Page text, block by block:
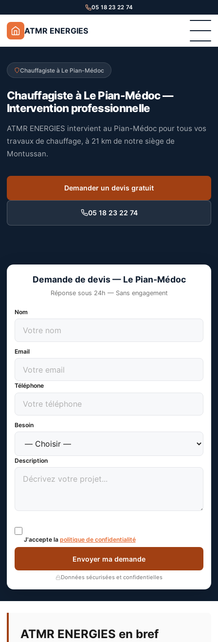
05 18 23 22 74
ATMR ENERGIES
Chauffagiste à Le Pian-Médoc
Chauffagiste à Le Pian-Médoc —
Intervention professionnelle
ATMR ENERGIES intervient au Pian-Médoc pour tous vos
travaux de chauffage, à 21 km de notre siège de
Montussan.
Demander un devis gratuit
05 18 23 22 74
Demande de devis — Le Pian-Médoc
Réponse sous 24h — Sans engagement
Nom
Email
Téléphone
Besoin
Description
J'accepte la politique de confidentialité
Envoyer ma demande
Données sécurisées et confidentielles
ATMR ENERGIES en bref